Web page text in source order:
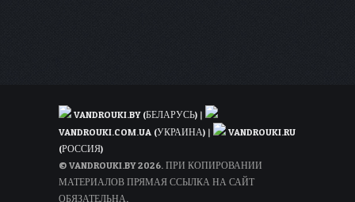
VANDROUKI.BY (БЕЛАРУСЬ) |
VANDROUKI.COM.UA (УКРАИНА) |
VANDROUKI.RU
(РОССИЯ)
© VANDROUKI.BY 2026. ПРИ КОПИРОВАНИИ
МАТЕРИАЛОВ ПРЯМАЯ ССЫЛКА НА САЙТ
ОБЯЗАТЕЛЬНА.